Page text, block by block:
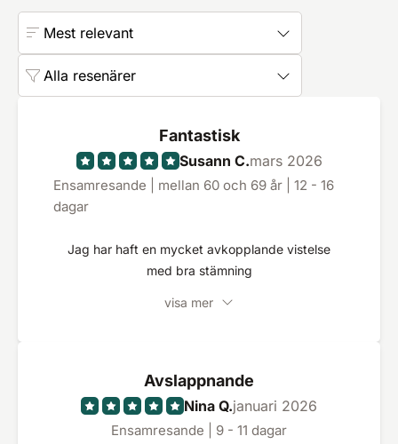
Mest relevant
Alla resenärer
Fantastisk
Susann C.mars 2026
Ensamresande | mellan 60 och 69 år | 12 - 16
dagar
Jag har haft en mycket avkopplande vistelse
med bra stämning
visa mer
Avslappnande
Nina Q.januari 2026
Ensamresande | 9 - 11 dagar